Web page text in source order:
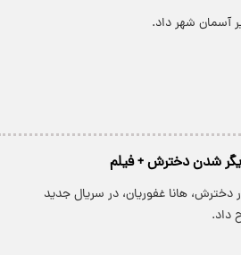
آسمان شهر داد.
شدن دخترش + فیلم
هانا غفوریان، در سریال جدید
داد.